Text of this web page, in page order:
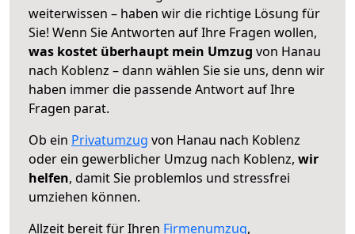
weiterwissen – haben wir die richtige Lösung für
Sie! Wenn Sie Antworten auf Ihre Fragen wollen,
was kostet überhaupt mein Umzug von Hanau
nach Koblenz – dann wählen Sie sie uns, denn wir
haben immer die passende Antwort auf Ihre
Fragen parat.
Ob ein Privatumzug von Hanau nach Koblenz
oder ein gewerblicher Umzug nach Koblenz, wir
helfen, damit Sie problemlos und stressfrei
umziehen können.
Allzeit bereit für Ihren Firmenumzug,